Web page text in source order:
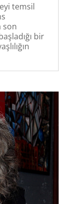
temsil
son
bir